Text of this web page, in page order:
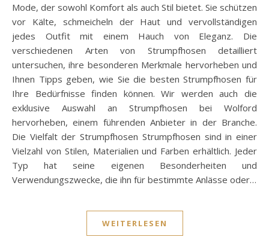
Mode, der sowohl Komfort als auch Stil bietet. Sie schützen
vor Kälte, schmeicheln der Haut und vervollständigen
jedes Outfit mit einem Hauch von Eleganz. Die
verschiedenen Arten von Strumpfhosen detailliert
untersuchen, ihre besonderen Merkmale hervorheben und
Ihnen Tipps geben, wie Sie die besten Strumpfhosen für
Ihre Bedürfnisse finden können. Wir werden auch die
exklusive Auswahl an Strumpfhosen bei Wolford
hervorheben, einem führenden Anbieter in der Branche.
Die Vielfalt der Strumpfhosen Strumpfhosen sind in einer
Vielzahl von Stilen, Materialien und Farben erhältlich. Jeder
Typ hat seine eigenen Besonderheiten und
Verwendungszwecke, die ihn für bestimmte Anlässe oder…
WEITERLESEN